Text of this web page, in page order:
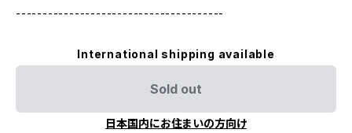
---------------------------------------
International shipping available
Sold out
日本国内にお住まいの方向け